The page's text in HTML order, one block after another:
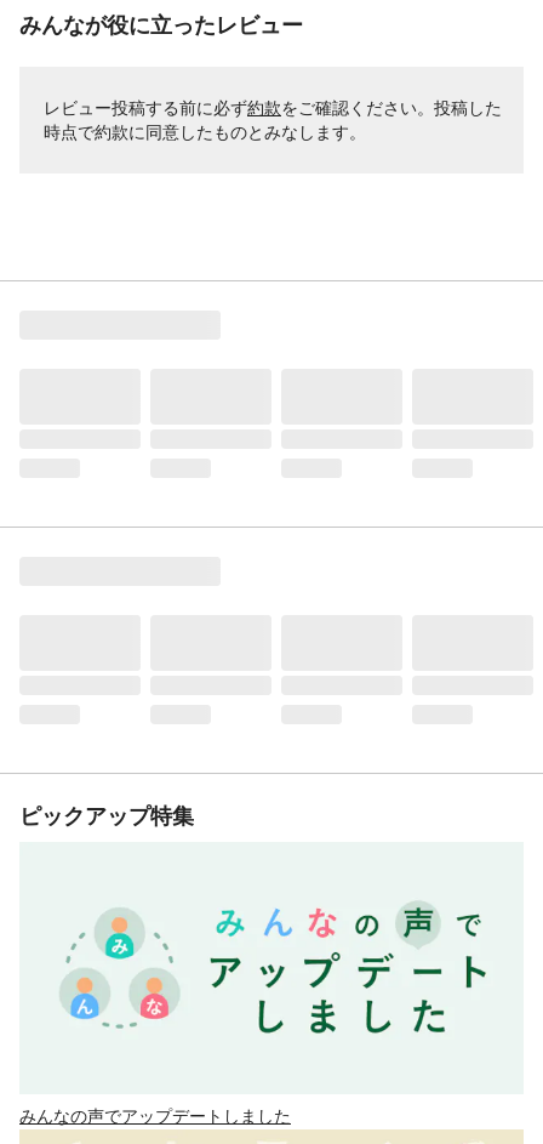
みんなが役に立ったレビュー
レビュー投稿する前に必ず約款をご確認ください。投稿した
時点で約款に同意したものとみなします。
ピックアップ特集
みんなの声でアップデートしました